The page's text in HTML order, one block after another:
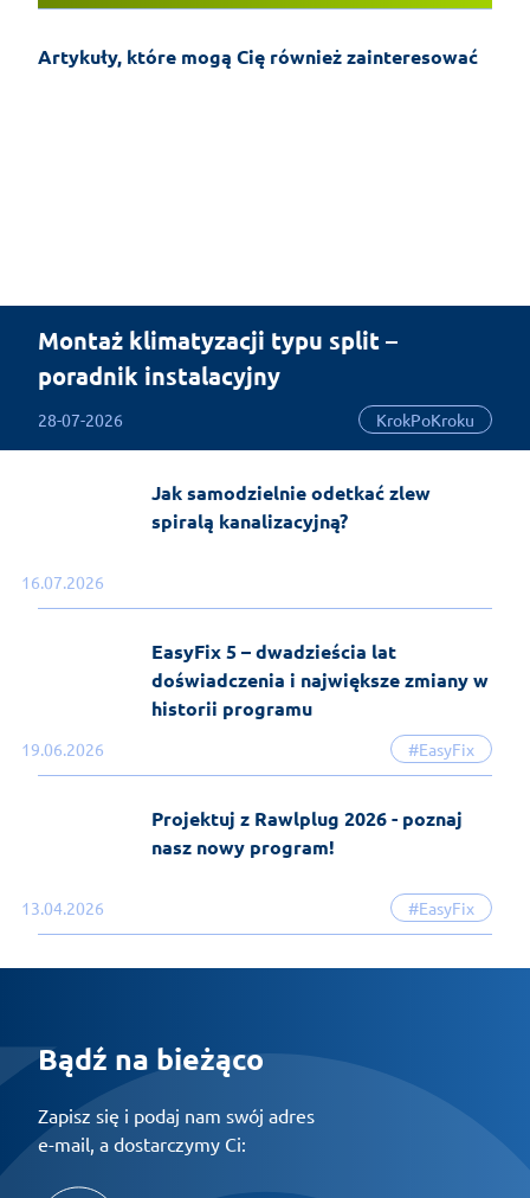
Artykuły, które mogą Cię również zainteresować
Montaż klimatyzacji typu split –
poradnik instalacyjny
28-07-2026 KrokPoKroku
16.07.2026
Jak samodzielnie odetkać zlew
spiralą kanalizacyjną?
19.06.2026 #EasyFix
EasyFix 5 – dwadzieścia lat
doświadczenia i największe zmiany w
historii programu
13.04.2026 #EasyFix
Projektuj z Rawlplug 2026 - poznaj
nasz nowy program!
Bądź na bieżąco
Zapisz się i podaj nam swój adres
e-mail, a dostarczymy Ci: